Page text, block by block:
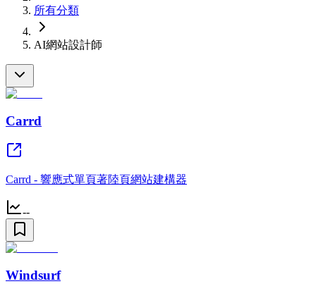
所有分類
AI網站設計師
Carrd
Carrd - 響應式單頁著陸頁網站建構器
--
Windsurf